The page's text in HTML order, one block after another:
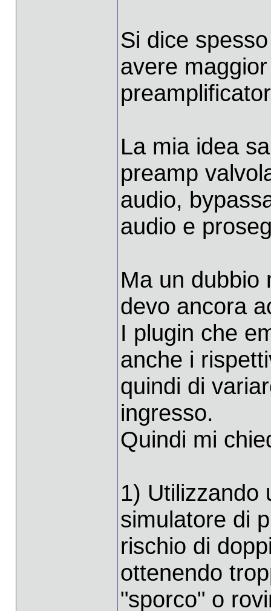
Si dice
avere
La mia idea
preamp
audio,
audio e
Ma un dubbio
devo ancora
I plugin che
anche i
quindi di
ingresso.
Quindi mi
1) Utilizzando
simulatore di
rischio di
ottenendo
"sporco" o